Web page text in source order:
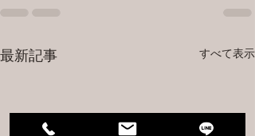
最新記事 すべて表示